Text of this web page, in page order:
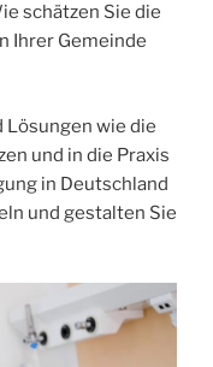
schätzen Sie die
Ihrer Gemeinde
Lösungen wie die
und in die Praxis
in Deutschland
und gestalten Sie